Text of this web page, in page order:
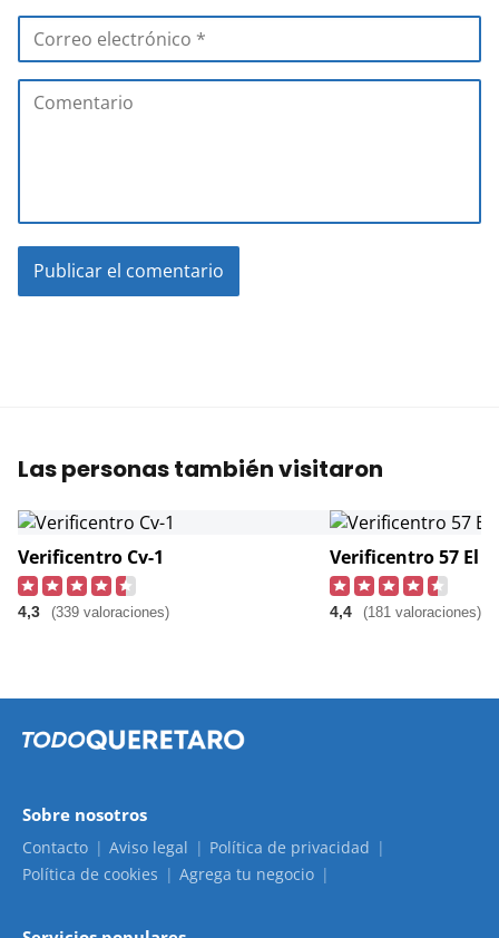
Las personas también visitaron
Verificentro Cv-1
4,3 (339 valoraciones)
Verificentro 57 El
4,4 (181 valoraciones)
Sobre nosotros
Contacto Aviso legal
Política de privacidad
Política de cookies
Agrega tu negocio